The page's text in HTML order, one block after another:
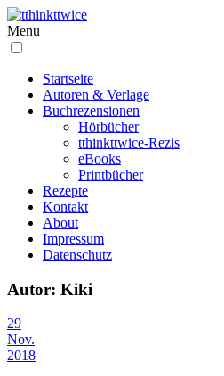
Menu
Startseite
Autoren & Verlage
Buchrezensionen
Hörbücher
tthinkttwice-Rezis
eBooks
Printbücher
Rezepte
Kontakt
About
Impressum
Datenschutz
Autor: Kiki
29
Nov.
2018